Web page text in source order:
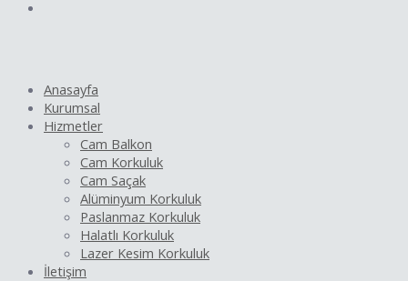
Anasayfa
Kurumsal
Hizmetler
Cam Balkon
Cam Korkuluk
Cam Saçak
Alüminyum Korkuluk
Paslanmaz Korkuluk
Halatlı Korkuluk
Lazer Kesim Korkuluk
İletişim